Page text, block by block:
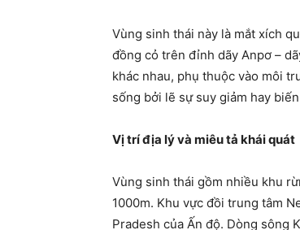
Vùng sinh thái này là mắt xích
đồng cỏ trên đỉnh dãy Anpơ –
khác nhau, phụ thuộc vào môi
sống bởi lẽ sự suy giảm hay
Vị trí địa lý và miêu tả khái quát
Vùng sinh thái gồm nhiều khu
1000m. Khu vực đồi trung tâm
Pradesh của Ấn độ. Dòng sông